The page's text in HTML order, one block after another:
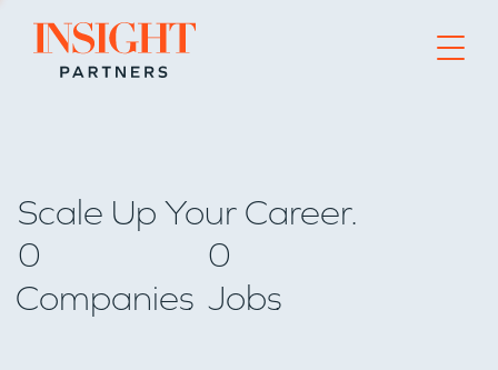
Go to home page
Scale Up Your Career.
0
Companies
0
Jobs